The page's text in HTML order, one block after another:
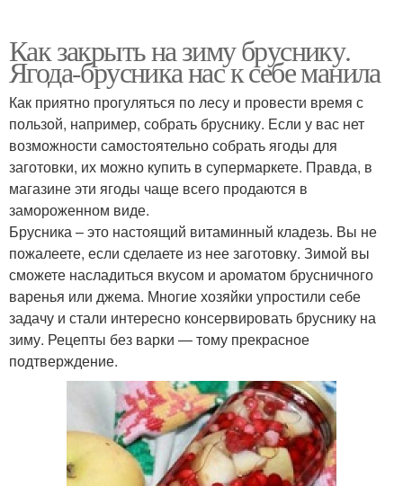
Как закрыть на зиму бруснику.
Ягода-брусника нас к себе манила
Как приятно прогуляться по лесу и провести время с
пользой, например, собрать бруснику. Если у вас нет
возможности самостоятельно собрать ягоды для
заготовки, их можно купить в супермаркете. Правда, в
магазине эти ягоды чаще всего продаются в
замороженном виде.
Брусника – это настоящий витаминный кладезь. Вы не
пожалеете, если сделаете из нее заготовку. Зимой вы
сможете насладиться вкусом и ароматом брусничного
варенья или джема. Многие хозяйки упростили себе
задачу и стали интересно консервировать бруснику на
зиму. Рецепты без варки — тому прекрасное
подтверждение.